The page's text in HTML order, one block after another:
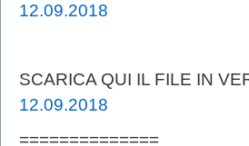
12.09.2018
SCARICA QUI IL FILE IN
12.09.2018
==============